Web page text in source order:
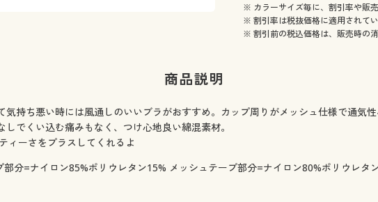
※ カラーサイズ毎に、割引率や販
※ 割引率は税抜価格に適用されてい
※ 割引前の税込価格は、販売時の
商品説明
持ち悪い時には風通しのいいブラがおすすめ。カップ周りがメッシュ仕様で通気
でくい込む痛みもなく、つけ心地良い綿混素材。
ィーさをプラスしてくれるよ
分=ナイロン85%ポリウレタン15% メッシュテープ部分=ナイロン80%ポリウレタ